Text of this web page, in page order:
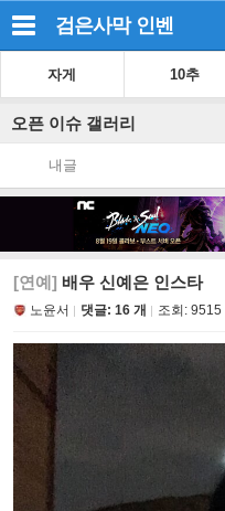
검은사막 인벤
자게 10추
오픈 이슈 갤러리
내글
[연예] 배우 신예은 인스타
노윤서 댓글: 16 개 조회: 9515